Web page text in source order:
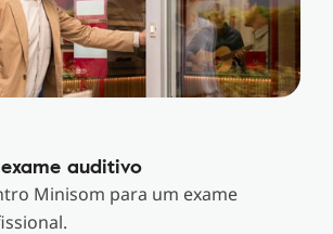
auditivo
Minisom para um exame